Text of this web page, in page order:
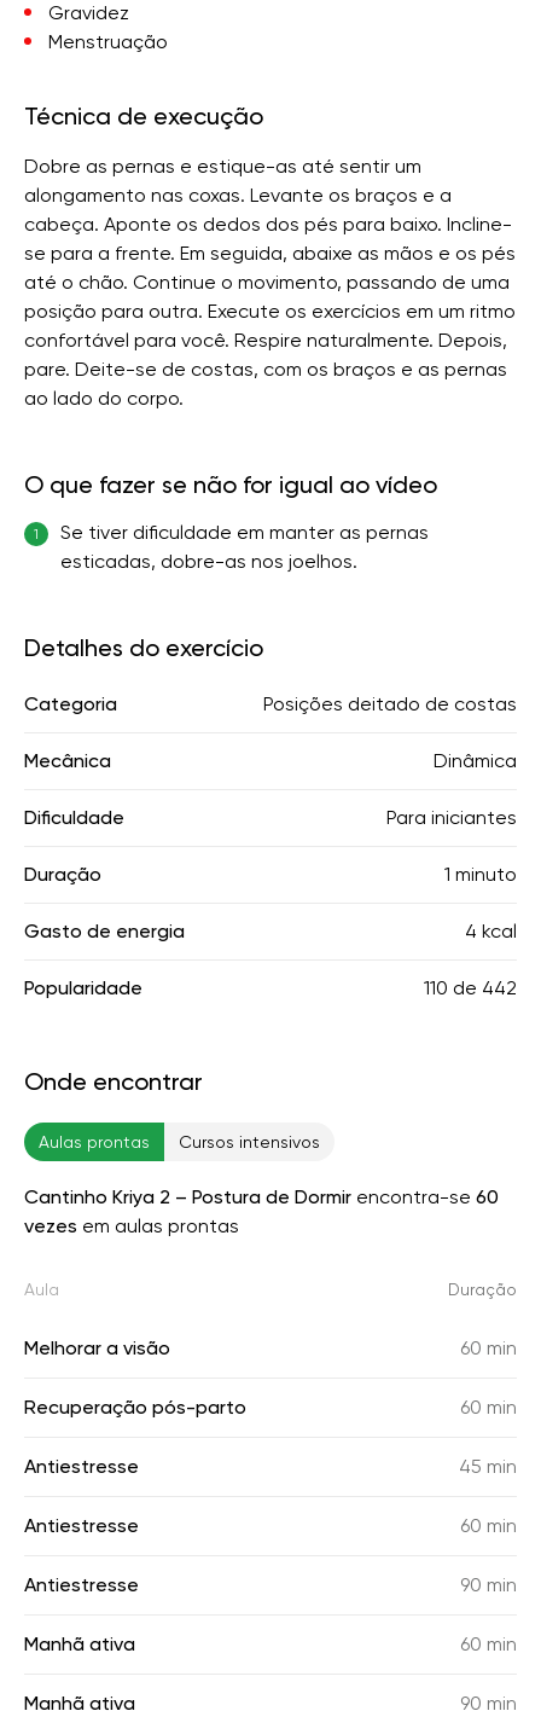
Gravidez
Menstruação
Técnica de execução
Dobre as pernas e estique-as até sentir um
alongamento nas coxas. Levante os braços e a
cabeça. Aponte os dedos dos pés para baixo. Incline-
se para a frente. Em seguida, abaixe as mãos e os pés
até o chão. Continue o movimento, passando de uma
posição para outra. Execute os exercícios em um ritmo
confortável para você. Respire naturalmente. Depois,
pare. Deite-se de costas, com os braços e as pernas
ao lado do corpo.
O que fazer se não for igual ao vídeo
1
Se tiver dificuldade em manter as pernas
esticadas, dobre-as nos joelhos.
Detalhes do exercício
Categoria Posições deitado de costas
Mecânica Dinâmica
Dificuldade Para iniciantes
Duração 1 minuto
Gasto de energia 4 kcal
Popularidade 110 de 442
Onde encontrar
Aulas prontas Cursos intensivos
Cantinho Kriya 2 – Postura de Dormir encontra-se 60
vezes em aulas prontas
Aula Duração
Melhorar a visão 60 min
Recuperação pós-parto 60 min
Antiestresse 45 min
Antiestresse 60 min
Antiestresse 90 min
Manhã ativa 60 min
Manhã ativa 90 min